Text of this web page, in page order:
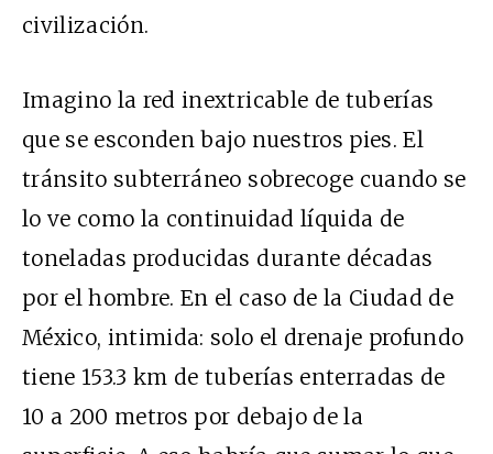
civilización.
Imagino la red inextricable de tuberías
que se esconden bajo nuestros pies. El
tránsito subterráneo sobrecoge cuando se
lo ve como la continuidad líquida de
toneladas producidas durante décadas
por el hombre. En el caso de la Ciudad de
México, intimida: solo el drenaje profundo
tiene 153.3 km de tuberías enterradas de
10 a 200 metros por debajo de la